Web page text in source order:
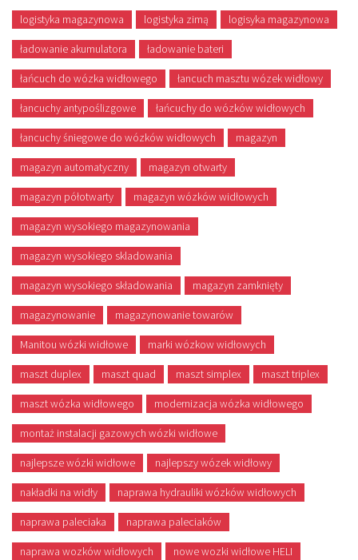
logistyka magazynowa logistyka zimą logisyka magazynowa
ładowanie akumulatora ładowanie bateri
łańcuch do wózka widłowego łancuch masztu wózek widłowy
łancuchy antypoślizgowe łańcuchy do wózków widłowych
łancuchy śniegowe do wózków widłowych magazyn
magazyn automatyczny magazyn otwarty
magazyn półotwarty magazyn wózków widłowych
magazyn wysokiego magazynowania
magazyn wysokiego skladowania
magazyn wysokiego składowania magazyn zamknięty
magazynowanie magazynowanie towarów
Manitou wózki widłowe marki wózkow widłowych
maszt duplex maszt quad maszt simplex maszt triplex
maszt wózka widłowego modernizacja wózka widłowego
montaż instalacji gazowych wózki widłowe
najlepsze wózki widłowe najlepszy wózek widłowy
nakładki na widły naprawa hydrauliki wózków widłowych
naprawa paleciaka naprawa paleciaków
naprawa wozków widłowych nowe wozki widłowe HELI